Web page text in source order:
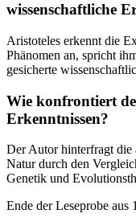
wissenschaftliche
Aristoteles erkennt die
Phänomen an, spricht
gesicherte
Wie konfrontiert
Erkenntnissen?
Der Autor hinterfragt die
Natur durch den
Genetik und
Ende der Leseprobe aus